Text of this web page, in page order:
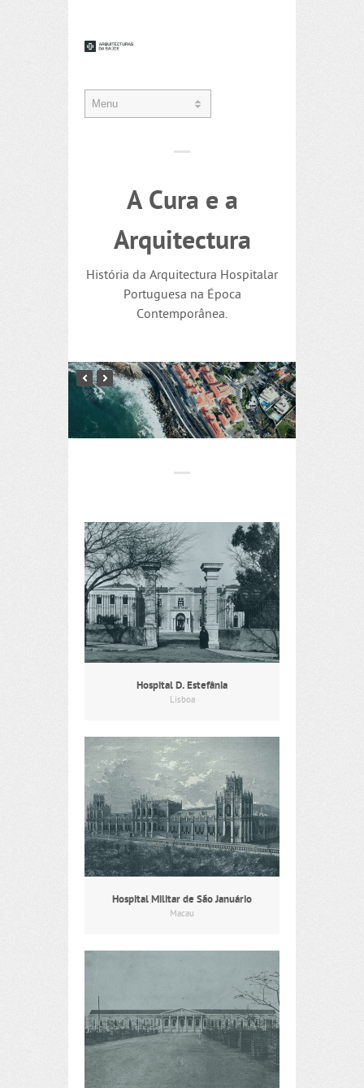
A Cura e a
Arquitectura
História da Arquitectura Hospitalar
Portuguesa na Época
Contemporânea.
Hospital D. Estefânia
Lisboa
Hospital Militar de São Januário
Macau